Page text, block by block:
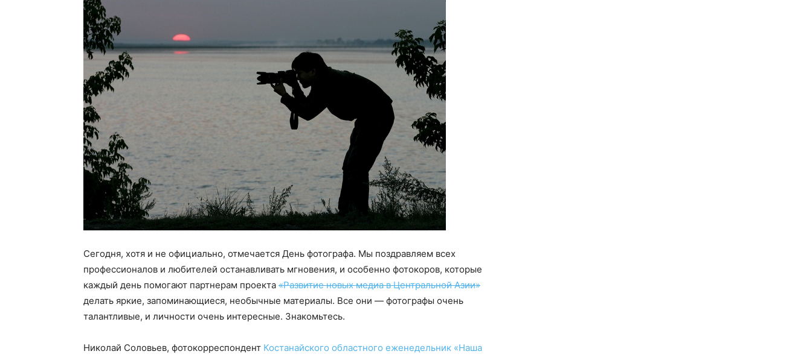
Сегодня, хотя и не официально, отмечается День фотографа. Мы поздравляем всех
профессионалов и любителей останавливать мгновения, и особенно фотокоров, которые
каждый день помогают партнерам проекта «Развитие новых медиа в Центральной Азии»
делать яркие, запоминающиеся, необычные материалы. Все они — фотографы очень
талантливые, и личности очень интересные. Знакомьтесь.
Николай Соловьев, фотокорреспондент Костанайского областного еженедельник «Наша